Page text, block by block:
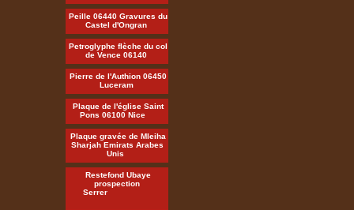
Peille 06440 Gravures du
Castel d'Ongran
Petroglyphe flèche du col
de Vence 06140
Pierre de l'Authion 06450
Luceram
Plaque de l'église Saint
Pons 06100 Nice
Plaque gravée de Mleiha
Sharjah Emirats Arabes
Unis
Restefond Ubaye
prospection
Serrer